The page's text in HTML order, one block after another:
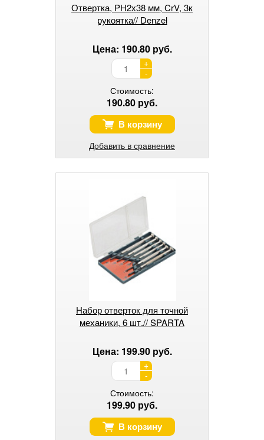
Отвертка, PH2х38 мм, CrV, 3к
рукоятка// Denzel
Цена: 190.80 руб.
+
-
Стоимость:
190.80 руб.
В корзину
Добавить в сравнение
Набор отверток для точной
механики, 6 шт.// SPARTA
Цена: 199.90 руб.
+
-
Стоимость:
199.90 руб.
В корзину